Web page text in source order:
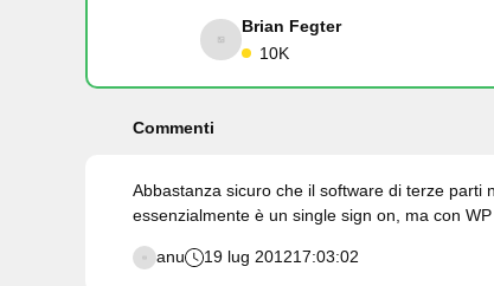
Brian Fegter
10K
Commenti
Abbastanza sicuro che il software di terze parti
essenzialmente è un single sign on, ma con
anu 19 lug 201217:03:02